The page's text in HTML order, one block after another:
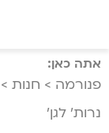
אתה כאן:
פנורמה > חנות >
נרות’ לגן’